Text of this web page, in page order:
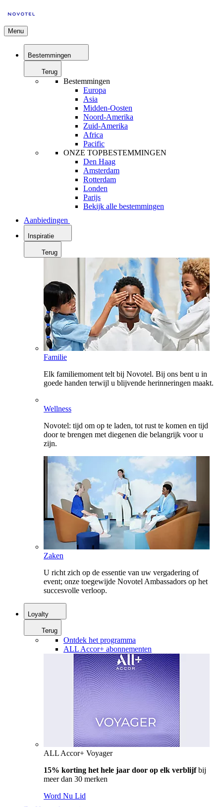
Menu
Bestemmingen
Terug
Bestemmingen
Europa
Asia
Midden-Oosten
Noord-Amerika
Zuid-Amerika
Africa
Pacific
ONZE TOPBESTEMMINGEN
Den Haag
Amsterdam
Rotterdam
Londen
Parijs
Bekijk alle bestemmingen
Aanbiedingen
Inspiratie
Terug
Familie
Elk familiemoment telt bij Novotel. Bij ons bent u in
goede handen terwijl u blijvende herinneringen maakt.
Wellness
Novotel: tijd om op te laden, tot rust te komen en tijd
door te brengen met diegenen die belangrijk voor u
zijn.
Zaken
U richt zich op de essentie van uw vergadering of
event; onze toegewijde Novotel Ambassadors op het
succesvolle verloop.
Loyalty
Terug
Ontdek het programma
ALL Accor+ abonnementen
ALL Accor+ Voyager
15% korting het hele jaar door op elk verblijfbij
meer dan 30 merken
Word Nu Lid